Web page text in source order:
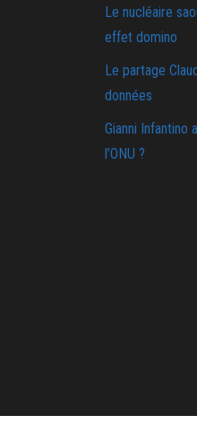
Le nucléaire
effet domino
Le partage
données
Gianni Infantino
l’ONU ?